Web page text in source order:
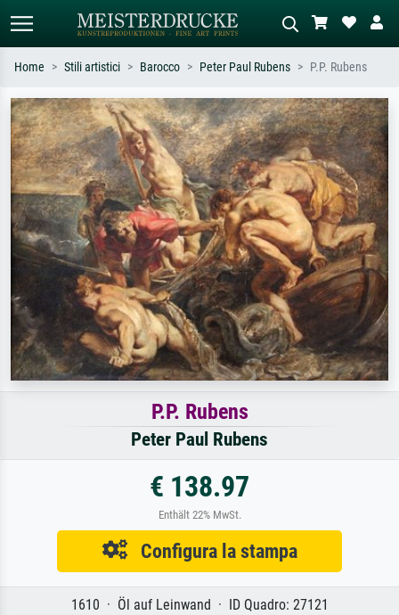
Ricerca standard Ricerca immagini AI
Cerca per artista, titolo o stile – es.
Monet, Notte stellata,
Impressionismo, onda di Hokusai,
nudo.
Descrivi la scena – es. prato verde,
astratto con molto rosso, dipinto a
olio scuro, nudo in piedi vicino a un
albero.
Home Stili artistici Barocco Peter Paul Rubens P.P. Rubens
P.P. Rubens
Peter Paul Rubens
€ 138.97
Enthält 22% MwSt.
Configura la stampa
1610 · Öl auf Leinwand · ID Quadro: 27121